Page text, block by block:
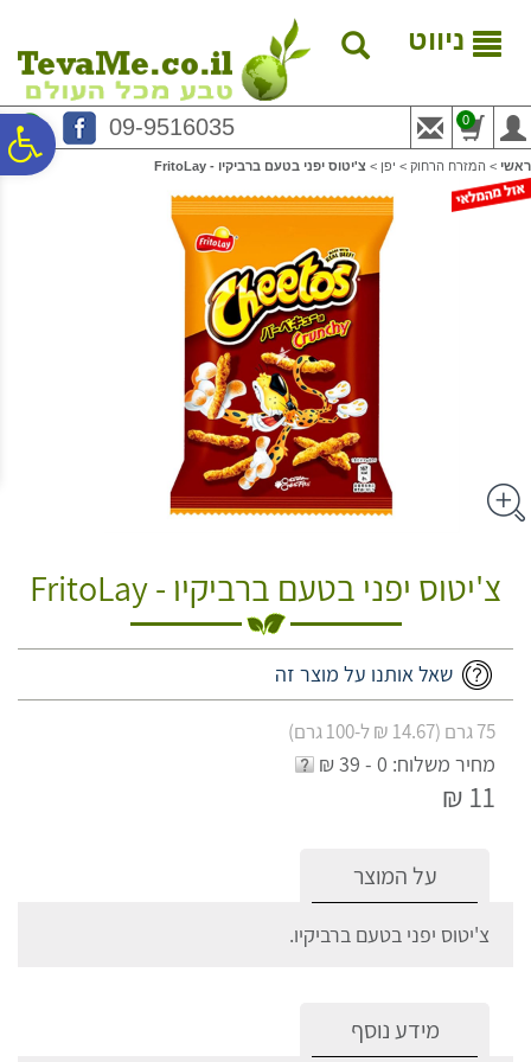
נגישות
המרכזי
ניווט
09-9516035 0
ראשי > המזרח הרחוק > יפן > צ'יטוס יפני בטעם ברביקיו - FritoLay
צ'יטוס יפני בטעם ברביקיו - FritoLay
שאל אותנו על מוצר זה
75 גרם (14.67 ₪ ל-100 גרם)
מחיר משלוח: 0 - 39 ₪
11 ₪
על המוצר
צ'יטוס יפני בטעם ברביקיו.
מידע נוסף